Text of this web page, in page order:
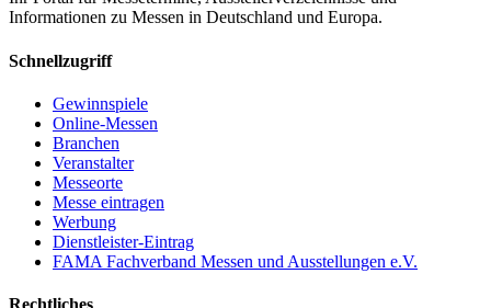
Informationen zu Messen in Deutschland und Europa.
Schnellzugriff
Gewinnspiele
Online-Messen
Branchen
Veranstalter
Messeorte
Messe eintragen
Werbung
Dienstleister-Eintrag
FAMA Fachverband Messen und Ausstellungen e.V.